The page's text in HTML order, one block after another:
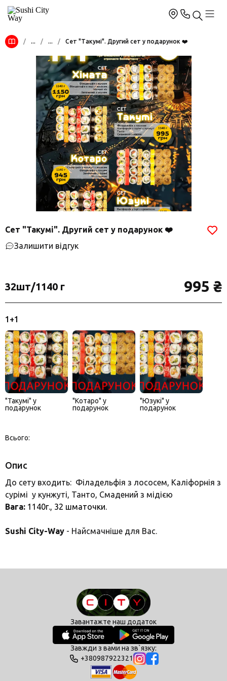
/ ... / ... / Сет "Такумі". Другий сет у подарунок ❤️
Сет "Такумі". Другий сет у подарунок ❤️
Залишити відгук
32шт/1140 г 995 ₴
1+1
"Такумі" у
подарунок
"Котаро" у
подарунок
"Юзукі" у
подарунок
Всього:
Опис
До сету входить: Філадельфія з лососем, Каліфорнія з
сурімі у кунжуті, Танто, Смадений з мідією
Вага: 1140г., 32 шматочки.
Sushi City-Way - Найсмачніше для Вас.
Завантажте наш додаток
Завжди з вами на зв`язку:
+380987922321